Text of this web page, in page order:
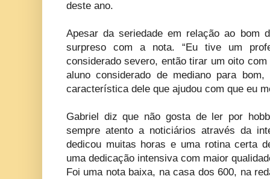
deste ano.
Apesar da seriedade em relação ao bom
surpreso com a nota. “Eu tive um
considerado severo, então tirar um oito
aluno considerado de mediano para
característica dele que ajudou com que eu
Gabriel diz que não gosta de ler por
sempre atento a noticiários através da
dedicou muitas horas e uma rotina certa
uma dedicação intensiva com maior
Foi uma nota baixa, na casa dos 600, na